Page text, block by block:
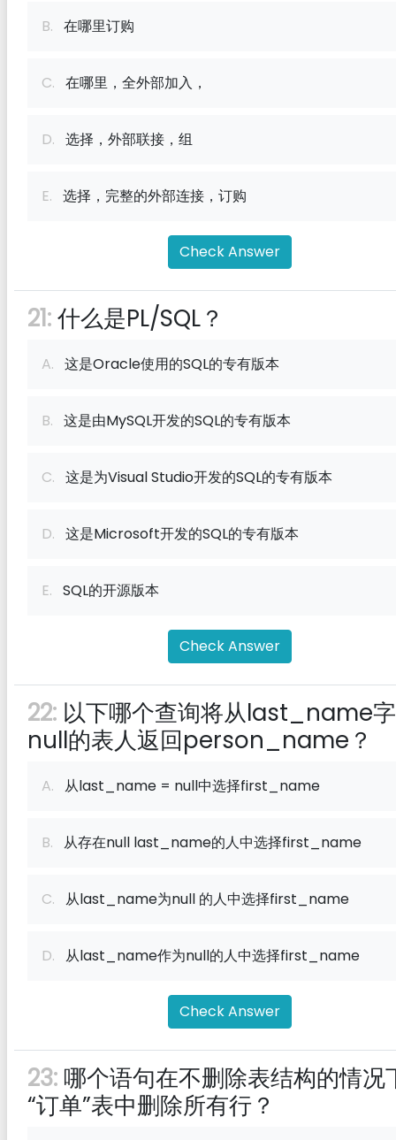
B. 在哪里订购
C. 在哪里，全外部加入，
D. 选择，外部联接，组
E. 选择，完整的外部连接，订购
Check Answer
21:什么是PL/SQL？
A. 这是Oracle使用的SQL的专有版本
B. 这是由MySQL开发的SQL的专有版本
C. 这是为Visual Studio开发的SQL的专有版本
D. 这是Microsoft开发的SQL的专有版本
E. SQL的开源版本
Check Answer
22: 以下哪个查询将从last_name
null的表人返回person_name？
A. 从last_name = null中选择first_name
B. 从存在null last_name的人中选择first_name
C. 从last_name为null 的人中选择first_name
D. 从last_name作为null的人中选择first_name
Check Answer
23: 哪个语句在不删除表结构的情况
“订单”表中删除所有行？